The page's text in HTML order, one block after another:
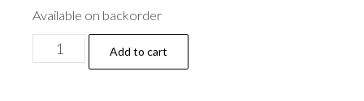
Available on backorder
smart𝗹𝗶𝗻𝗸²
Nano
Add to cart